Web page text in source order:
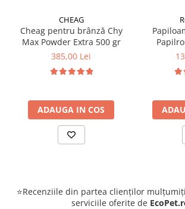
CHEAG
Cheag pentru brânză Chy
Max Powder Extra 500 gr
385,00 Lei
ADAUGA IN COS
⭐Recenziile din partea clienților
serviciile oferite de